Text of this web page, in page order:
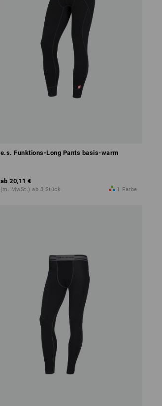
e.s. Funktions-Long Pants basis-warm
ab 20,11 €
(m. MwSt.) ab 3 Stück 1 Farbe